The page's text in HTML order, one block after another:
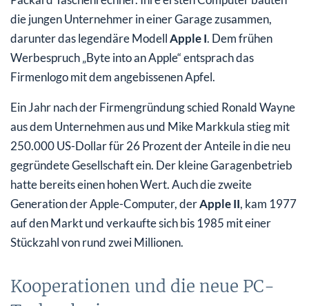
die jungen Unternehmer in einer Garage zusammen,
darunter das legendäre ModellApple I. Dem frühen
Werbespruch „Byte into an Apple“ entsprach das
Firmenlogo mit dem angebissenen Apfel.
Ein Jahr nach der Firmengründung schied Ronald Wayne
aus dem Unternehmen aus und Mike Markkula stieg mit
250.000 US-Dollar für 26 Prozent der Anteile in die neu
gegründete Gesellschaft ein. Der kleine Garagenbetrieb
hatte bereits einen hohen Wert. Auch die zweite
Generation der Apple-Computer, derApple II, kam 1977
auf den Markt und verkaufte sich bis 1985 mit einer
Stückzahl von rund zwei Millionen.
Kooperationen und die neue PC-